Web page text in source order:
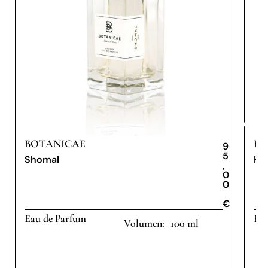
BOTANICAE
Shomal
9
5
,
0
0
€
Eau de Parfum 100 ml